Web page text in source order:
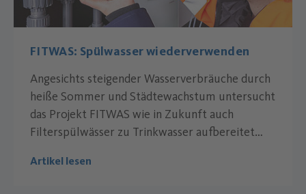
FITWAS: Spülwasser wiederverwenden
Angesichts steigender Wasserverbräuche durch
heiße Sommer und Städtewachstum untersucht
das Projekt FITWAS wie in Zukunft auch
Filterspülwässer zu Trinkwasser aufbereitet
Artikel lesen